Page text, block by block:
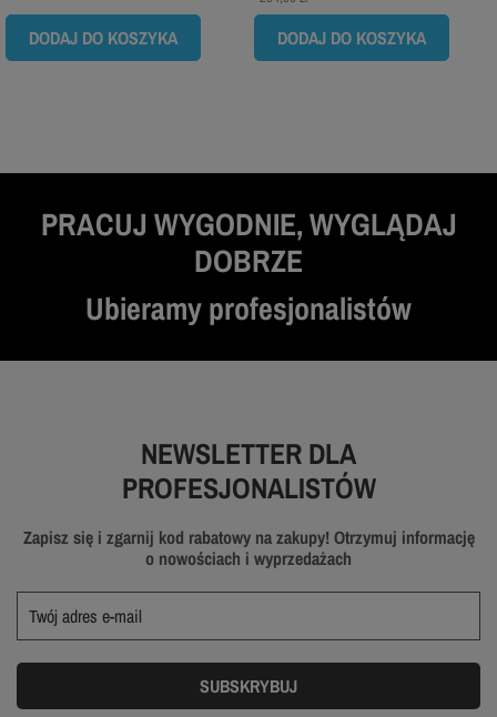
DODAJ DO KOSZYKA DODAJ DO KOSZYKA
PRACUJ WYGODNIE, WYGLĄDAJ
DOBRZE
Ubieramy profesjonalistów
NEWSLETTER DLA
PROFESJONALISTÓW
Zapisz się i zgarnij kod rabatowy na zakupy! Otrzymuj informację
o nowościach i wyprzedażach